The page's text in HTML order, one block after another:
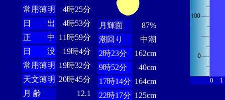
常用薄明
4時25分
日 出
4時53分
正 中 11時59分
日 没
19時4分
常用薄明 19時32分
天文薄明 20時45分
月 齢
12.1
月輝面
87%
潮回り
中潮
2時23分
162cm
9時52分
40cm
17時14分 164cm
22時17分 125cm
0 1